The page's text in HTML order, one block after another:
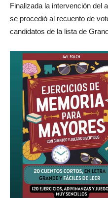
Finalizada la intervención del
se procedió al recuento de
candidatos de la lista de